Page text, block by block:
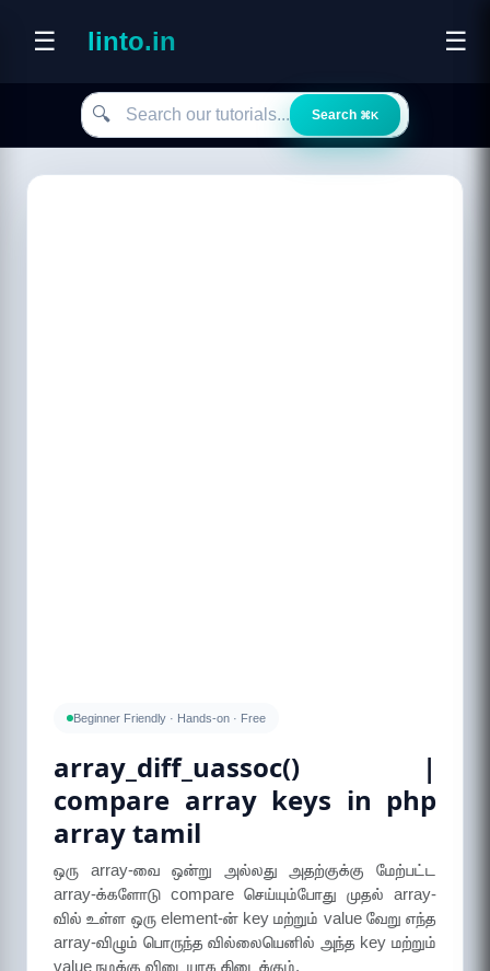
☰ linto.in ☰
Search our tutorials
🔍 Search ⌘K
Beginner Friendly · Hands-on · Free
array_diff_uassoc() |
compare array keys in php
array tamil
ஒரு array-வை ஒன்று அல்லது அதற்குக்கு மேற்பட்ட
array-க்களோடு compare செய்யும்போது முதல் array-
வில் உள்ள ஒரு element-ன் key மற்றும் value வேறு எந்த
array-விழும் பொருந்த வில்லையெனில் அந்த key மற்றும்
value நமக்கு விடையாக கிடைக்கும்.